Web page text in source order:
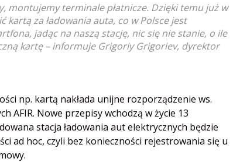
montujemy terminale płatnicze. Dzięki temu już w
kartą za ładowania auta, co w Polsce jest
jadąc na naszą stację, nic się nie stanie, o ile
kartę – informuje Grigoriy Grigoriev, dyrektor
np. kartą nakłada unijne rozporządzenie ws.
Nowe przepisy wchodzą w życie 13
stacja ładowania aut elektrycznych będzie
ad hoc, czyli bez konieczności rejestrowania się u